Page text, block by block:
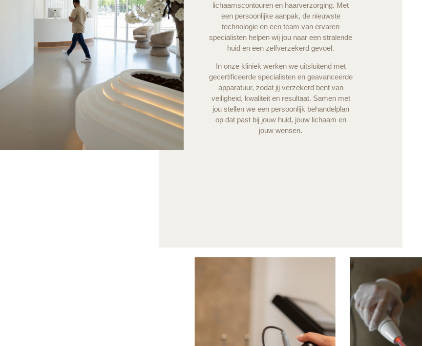
lichaamscontouren en haarverzorging. Met
een persoonlijke aanpak, de nieuwste
technologie en een team van ervaren
specialisten helpen wij jou naar een stralende
huid en een zelfverzekerd gevoel.
In onze kliniek werken we uitsluitend met
gecertificeerde specialisten en geavanceerde
apparatuur, zodat jij verzekerd bent van
veiligheid, kwaliteit en resultaat. Samen met
jou stellen we een persoonlijk behandelplan
op dat past bij jouw huid, jouw lichaam en
jouw wensen.